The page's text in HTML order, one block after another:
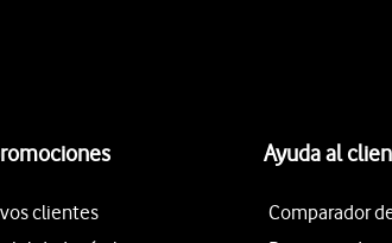
clientes
Ayuda al
Comparador